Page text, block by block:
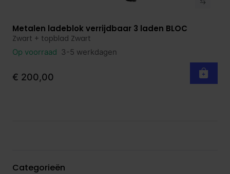
Bekijk product
Metalen ladeblok verrijdbaar 3 laden BLOC
Zwart + topblad Zwart
Op voorraad 3-5 werkdagen
€ 200,00
Categorieën